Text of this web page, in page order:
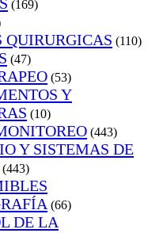
(169)
QUIRURGICAS (110)
(47)
(53)
Y
(10)
(443)
Y SISTEMAS DE
(443)
(66)
DE LA